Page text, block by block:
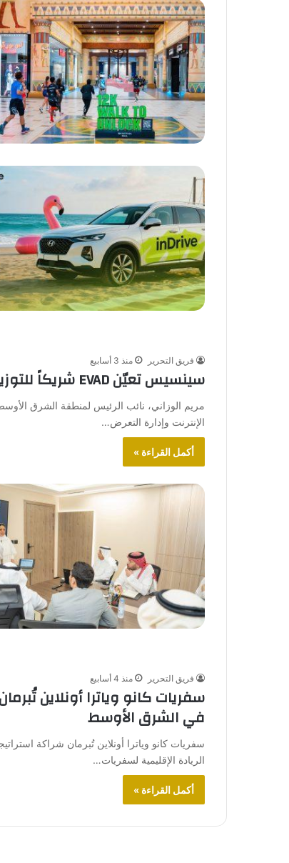
فريق التحرير منذ 3 أسابيع
سينسيس تعيّن EVAD شريكاً للتوزيع في منطقة الشرق الأوسط وأفريقيا
مريم الوزاني، نائب الرئيس لمنطقة الشرق
الإنترنت وإدارة التعرض…
أكمل القراءة »
فريق التحرير منذ 4 أسابيع
سفريات كانو وياترا أونلاين
في الشرق الأوسط
سفريات كانو وياترا أونلاين تُبرمان شراكة
الريادة الإقليمية لسفريات…
أكمل القراءة »